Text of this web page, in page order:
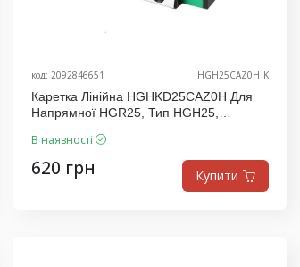
код: 2092846651 HGH25CAZ0H_K
Каретка Лінійна HGHKD25CAZ0H Для
Напрямної HGR25, Тип HGH25,
В наявності
620 грн Купити